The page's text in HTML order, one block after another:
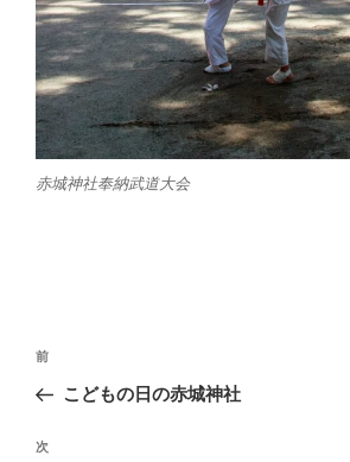
赤城神社奉納武道大会
投
ナ
ビ
前
の
稿
前
こどもの日の赤城神社
次
次